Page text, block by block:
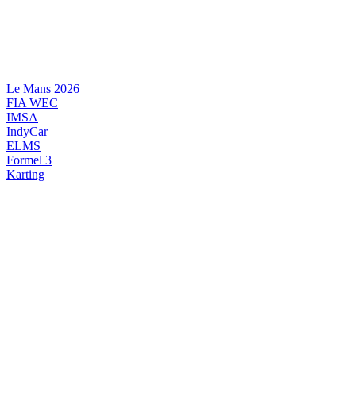
Le Mans 2026
FIA WEC
IMSA
IndyCar
ELMS
Formel 3
Karting